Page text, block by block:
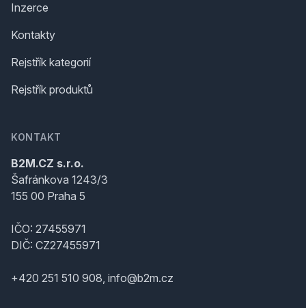
Inzerce
Kontakty
Rejstřík kategorií
Rejstřík produktů
KONTAKT
B2M.CZ s.r.o.
Šafránkova 1243/3
155 00 Praha 5
IČO: 27455971
DIČ: CZ27455971
+420 251 510 908, info@b2m.cz